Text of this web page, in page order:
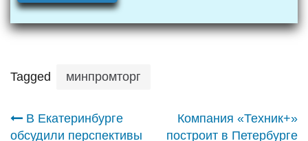
Tagged минпромторг
Навигация
В Екатеринбурге
обсудили перспективы
Компания «Техник+»
построит в Петербурге